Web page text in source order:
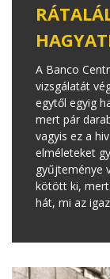
A Banco
vizsgálatát
egytől egyig
mert pár
vagyis ez a
elméleteket
gyűjteménye
kötött ki,
hát, mi az